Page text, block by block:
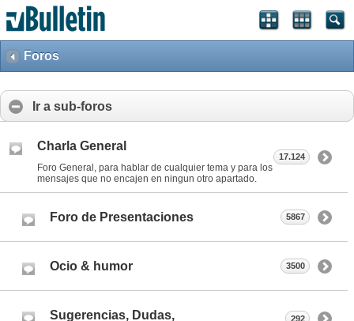
Foros
Ir a sub-foros
Charla General
Foro General, para hablar de cualquier tema y para los
mensajes que no encajen en ningun otro apartado.
17.124
Foro de Presentaciones 5867
Ocio & humor 3500
Sugerencias, Dudas,
292